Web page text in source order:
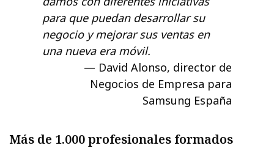
para que puedan desarrollar su
negocio y mejorar sus ventas en
una nueva era móvil.
David Alonso, director de
Negocios de Empresa para
Samsung España
Más de 1.000 profesionales formados